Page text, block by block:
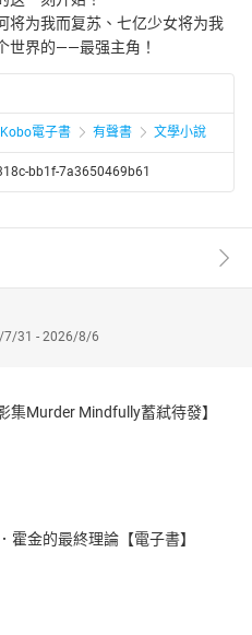
将为我而复苏、七亿少女将为我
世界的——最强主角！
電子書 有聲書 文學小說
bb1f-7a3650469b61
7/31 - 2026/8/6
集Murder Mindfully蓄弒待發】
霍金的最終理論【電子書】